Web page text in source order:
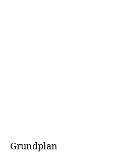
Grundplan